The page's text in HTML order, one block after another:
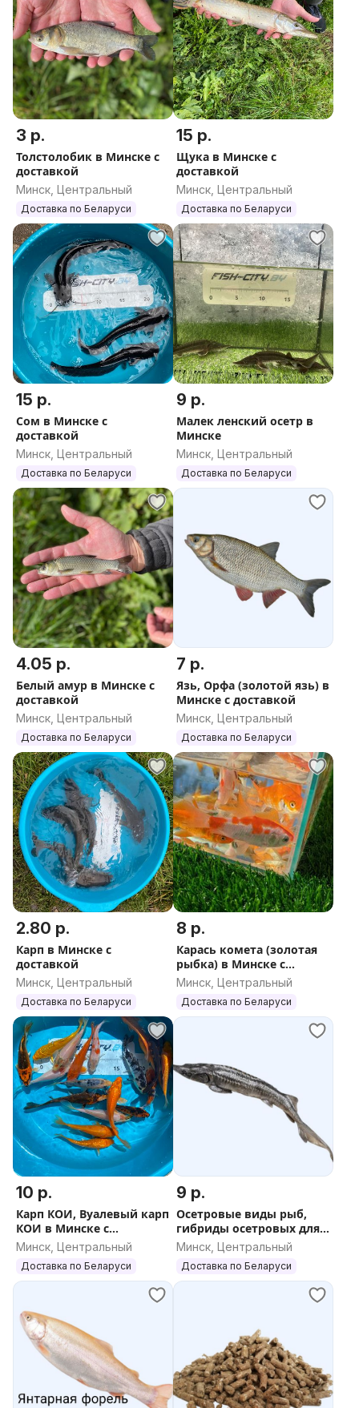
3 р.
Толстолобик в Минске с
доставкой
Минск, Центральный
Доставка по Беларуси
15 р.
Щука в Минске с
доставкой
Минск, Центральный
Доставка по Беларуси
15 р.
Сом в Минске с
доставкой
Минск, Центральный
Доставка по Беларуси
9 р.
Малек ленский осетр в
Минске
Минск, Центральный
Доставка по Беларуси
4.05 р.
Белый амур в Минске с
доставкой
Минск, Центральный
Доставка по Беларуси
7 р.
Язь, Орфа (золотой язь) в
Минске с доставкой
Минск, Центральный
Доставка по Беларуси
2.80 р.
Карп в Минске с
доставкой
Минск, Центральный
Доставка по Беларуси
8 р.
Карась комета (золотая
рыбка) в Минске с
доставкой
Минск, Центральный
Доставка по Беларуси
10 р.
Карп КОИ, Вуалевый карп
КОИ в Минске с
доставкой
Минск, Центральный
Доставка по Беларуси
9 р.
Осетровые виды рыб,
гибриды осетровых для
пруда в Минске с
доставкой
Минск, Центральный
Доставка по Беларуси